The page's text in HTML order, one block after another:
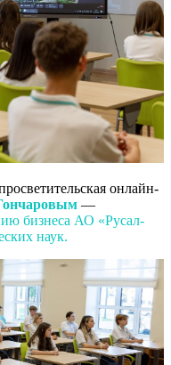
онлайн-
—
бизнеса АО «Русал-
наук.